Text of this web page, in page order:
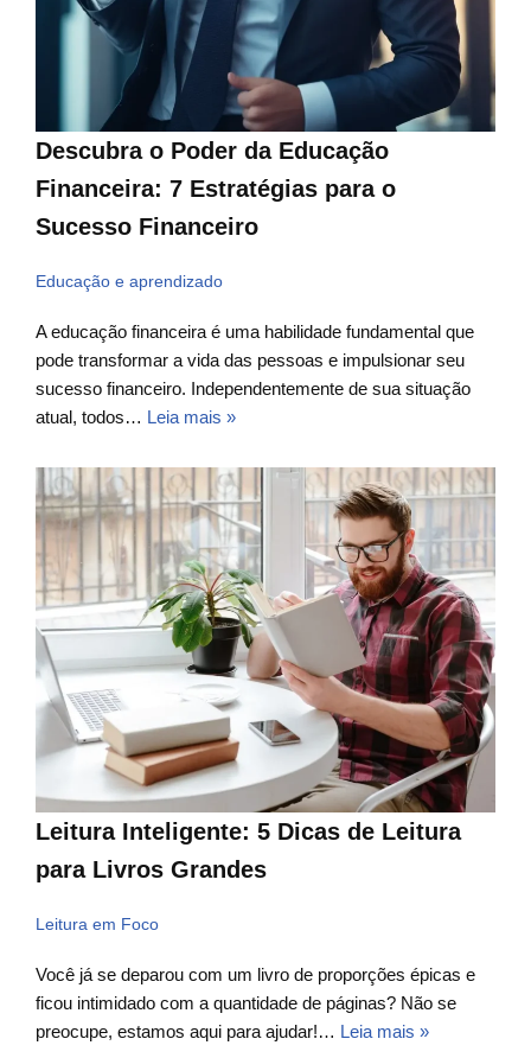
Descubra o Poder da Educação
Financeira: 7 Estratégias para o
Sucesso Financeiro
Educação e aprendizado
A educação financeira é uma habilidade fundamental que
pode transformar a vida das pessoas e impulsionar seu
sucesso financeiro. Independentemente de sua situação
atual, todos… Leia mais »
Leitura Inteligente: 5 Dicas de Leitura
para Livros Grandes
Leitura em Foco
Você já se deparou com um livro de proporções épicas e
ficou intimidado com a quantidade de páginas? Não se
preocupe, estamos aqui para ajudar!… Leia mais »